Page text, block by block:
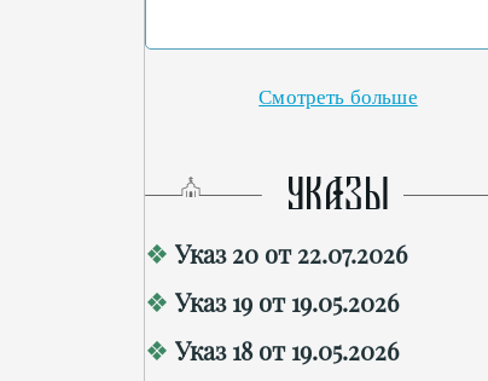
Смотреть больше
УКАЗЫ
Указ 20 от 22.07.2026
Указ 19 от 19.05.2026
Указ 18 от 19.05.2026